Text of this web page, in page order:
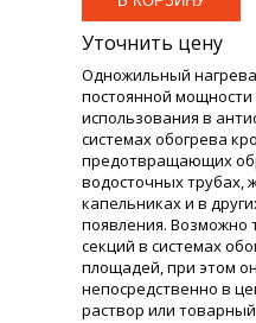
Уточнить цену
Одножильный
постоянной
использования в
системах обогрева
предотвращающих
водосточных трубах,
капельниках и в
появления. Возможно
секций в системах
площадей, при этом
непосредственно в
раствор или